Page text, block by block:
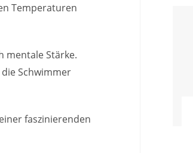
Temperaturen
mentale Stärke.
Schwimmer
faszinierenden